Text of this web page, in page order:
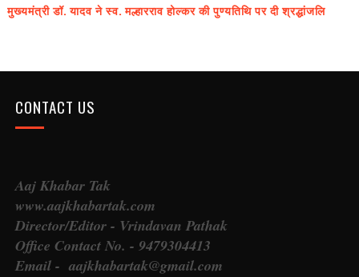
मुख्यमंत्री डॉ. यादव ने स्व. मल्हारराव होल्कर की पुण्यतिथि पर दी श्रद्धांजलि
CONTACT US
Aaj Khabar Tak
www.aajkhabartak.com
Director/Editor - Vrindavan Pathak
Office Contact No. - 9479304413
Email - aajkhabartak@gmail.com